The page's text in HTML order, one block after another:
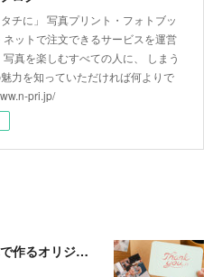
タチに」 写真プリント・フォトブッ
ネットで注文できるサービスを運営
写真を楽しむすべての人に、 しまう
力を知っていただければ何よりで
pri.jp/
夏の帰省土産に。家族の写真で作るオリジナルカレンダー